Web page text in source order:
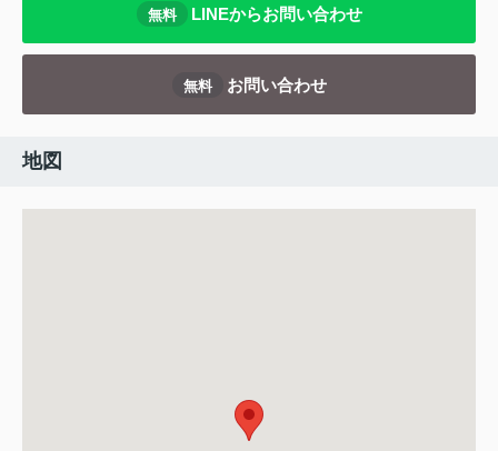
無料 LINEからお問い合わせ
無料 お問い合わせ
地図